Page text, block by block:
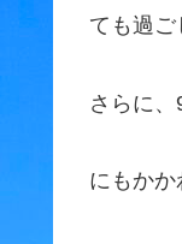
ても過ご
さらに
にもか